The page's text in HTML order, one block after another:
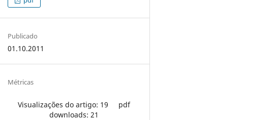
Publicado
01.10.2011
Métricas
Visualizações do artigo: 19
pdf
downloads: 21